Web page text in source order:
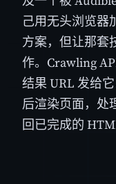
己用无头浏览器
方案，但让那套
作。Crawling
结果 URL 发给
后渲染页面，处
回已完成的